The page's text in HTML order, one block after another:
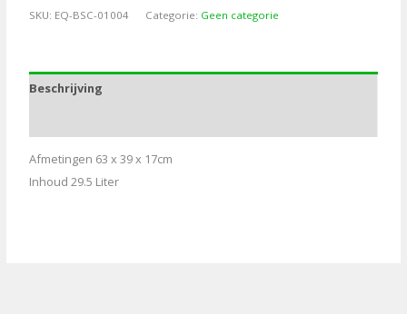
SKU: EQ-BSC-01004 Categorie: Geen categorie
Beschrijving
Afmetingen 63 x 39 x 17cm
Inhoud 29.5 Liter